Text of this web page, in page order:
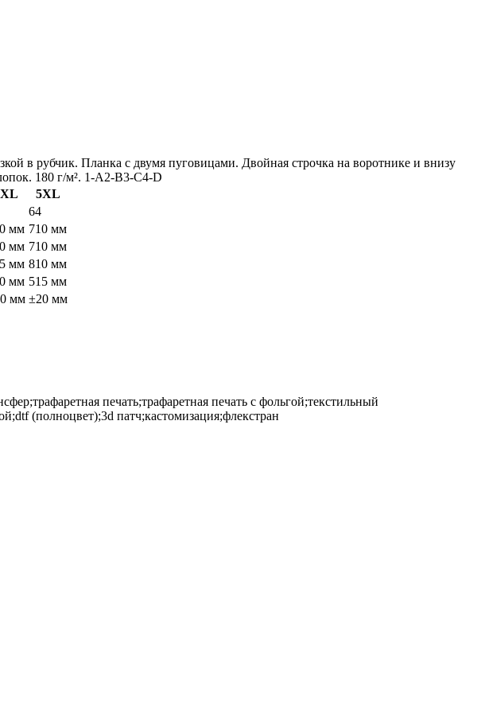
в рубчик. Планка с двумя пуговицами. Двойная строчка на воротнике и внизу
180 г/м². 1-A2-B3-C4-D
5XL
64
мм 710 мм
мм 710 мм
мм 810 мм
мм 515 мм
мм ±20 мм
печать;трафаретная печать с фольгой;текстильный
(полноцвет);3d патч;кастомизация;флекстран